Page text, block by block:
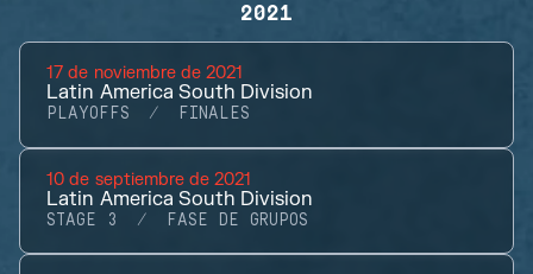
2021
17 de noviembre de 2021
Latin America South Division
PLAYOFFS FINALES
10 de septiembre de 2021
Latin America South Division
STAGE 3 FASE DE GRUPOS